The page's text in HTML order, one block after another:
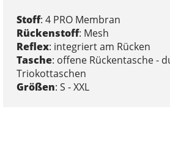
Stoff: 4 PRO Membran
Rückenstoff: Mesh
Reflex: integriert am Rücken
Tasche: offene Rückentasche -
Triokottaschen
Größen: S - XXL